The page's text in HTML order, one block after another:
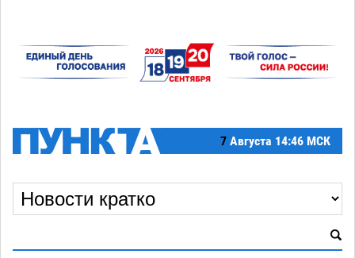
7 Августа 14:46 МСК